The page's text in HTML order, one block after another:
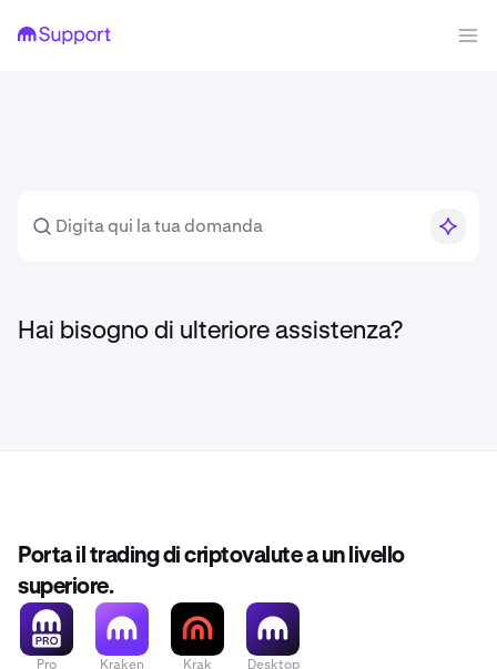
Hai bisogno di ulteriore assistenza?
Porta il trading di criptovalute a un livello
superiore.
Pro Kraken Krak Desktop